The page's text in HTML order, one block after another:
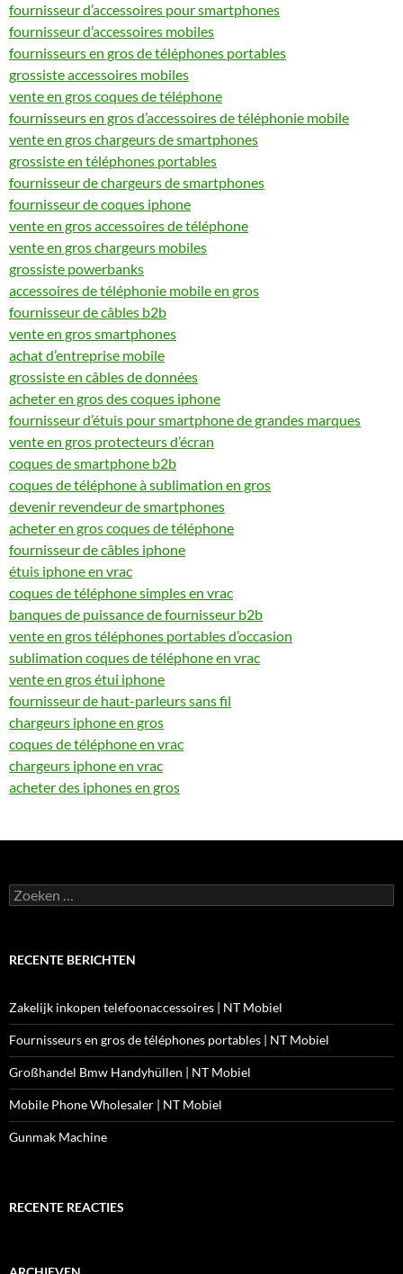
fournisseur d’accessoires pour smartphones
fournisseur d’accessoires mobiles
fournisseurs en gros de téléphones portables
grossiste accessoires mobiles
vente en gros coques de téléphone
fournisseurs en gros d’accessoires de téléphonie mobile
vente en gros chargeurs de smartphones
grossiste en téléphones portables
fournisseur de chargeurs de smartphones
fournisseur de coques iphone
vente en gros accessoires de téléphone
vente en gros chargeurs mobiles
grossiste powerbanks
accessoires de téléphonie mobile en gros
fournisseur de câbles b2b
vente en gros smartphones
achat d’entreprise mobile
grossiste en câbles de données
acheter en gros des coques iphone
fournisseur d’étuis pour smartphone de grandes marques
vente en gros protecteurs d’écran
coques de smartphone b2b
coques de téléphone à sublimation en gros
devenir revendeur de smartphones
acheter en gros coques de téléphone
fournisseur de câbles iphone
étuis iphone en vrac
coques de téléphone simples en vrac
banques de puissance de fournisseur b2b
vente en gros téléphones portables d’occasion
sublimation coques de téléphone en vrac
vente en gros étui iphone
fournisseur de haut-parleurs sans fil
chargeurs iphone en gros
coques de téléphone en vrac
chargeurs iphone en vrac
acheter des iphones en gros
Zoeken
naar:
RECENTE BERICHTEN
Zakelijk inkopen telefoonaccessoires | NT Mobiel
Fournisseurs en gros de téléphones portables | NT Mobiel
Großhandel Bmw Handyhüllen | NT Mobiel
Mobile Phone Wholesaler | NT Mobiel
Gunmak Machine
RECENTE REACTIES